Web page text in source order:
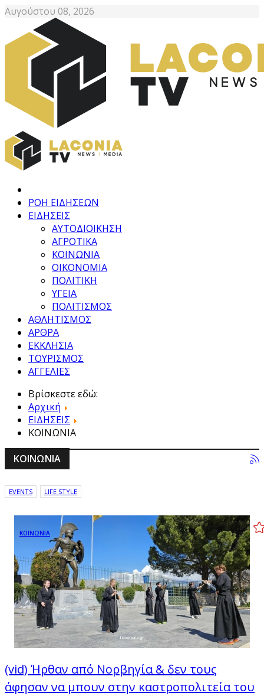
Αυγούστου 08, 2026
ΡΟΗ ΕΙΔΗΣΕΩΝ
ΕΙΔΗΣΕΙΣ
ΑΥΤΟΔΙΟΙΚΗΣΗ
ΑΓΡΟΤΙΚΑ
ΚΟΙΝΩΝΙΑ
ΟΙΚΟΝΟΜΙΑ
ΠΟΛΙΤΙΚΗ
ΥΓΕΙΑ
ΠΟΛΙΤΙΣΜΟΣ
ΑΘΛΗΤΙΣΜΟΣ
ΑΡΘΡΑ
ΕΚΚΛΗΣΙΑ
ΤΟΥΡΙΣΜΟΣ
ΑΓΓΕΛΙΕΣ
Βρίσκεστε εδώ:
Αρχική
ΕΙΔΗΣΕΙΣ
ΚΟΙΝΩΝΙΑ
ΚΟΙΝΩΝΙΑ
EVENTS LIFE STYLE
ΚΟΙΝΩΝΙΑ
(vid) Ήρθαν από Νορβηγία & δεν τους
άφησαν να μπουν στην καστροπολιτεία του